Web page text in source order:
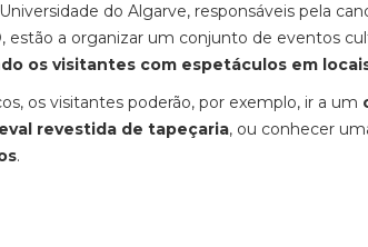
do Algarve, responsáveis pela
estão a organizar um conjunto de eventos
os visitantes com espetáculos em
os visitantes poderão, por exemplo, ir a um
revestida de tapeçaria, ou conhecer
.